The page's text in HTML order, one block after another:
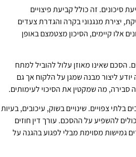
סיכונים. זה כולל קביעת פיצויים
יצירת מנגנוני בקרה והגדרת צעדים
אלו קיימים, הסיכון מצטמצם באופן
הסכם שאינו מאוזן עלול להוביל למתח
יודע ליצור מבנה שמגן על הלקוח אך גם
מה שמקטין את הסיכוי לעימותים.
צפויים. שינויים בשוק, עיכובים, בעיות
להשפיע על ההסכם. עורך דין חוזים
גמישות מסוימת מבלי לפגוע בהגנה על